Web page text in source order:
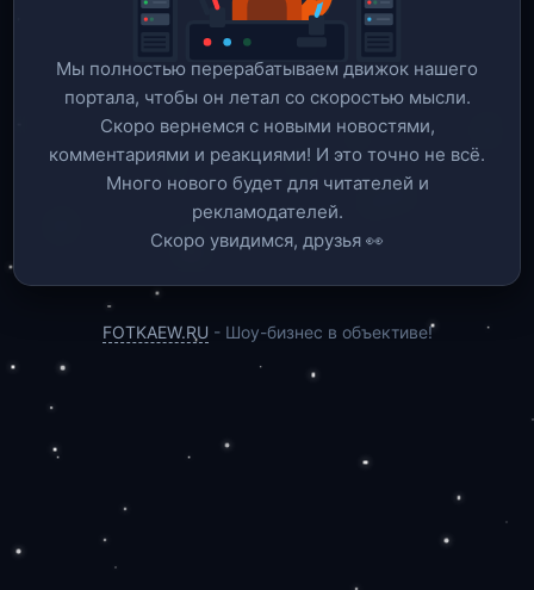
Мы полностью перерабатываем движок нашего
портала, чтобы он летал со скоростью мысли.
Скоро вернемся c новыми новостями,
комментариями и реакциями! И это точно не всё.
Много нового будет для читателей и
рекламодателей.
Скоро увидимся, друзья 👀
FOTKAEW.RU - Шоу-бизнес в объективе!